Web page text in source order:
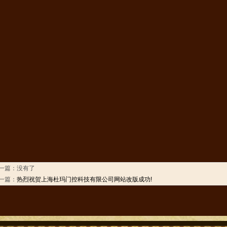
篇：没有了
篇： 热烈祝贺上海杜玛门控科技有限公司网站改版成功!